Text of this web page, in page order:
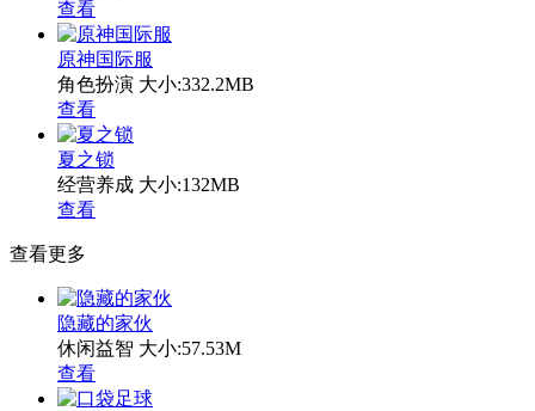
查看
原神国际服
角色扮演 大小:332.2MB
查看
夏之锁
经营养成 大小:132MB
查看
查看更多
隐藏的家伙
休闲益智 大小:57.53M
查看